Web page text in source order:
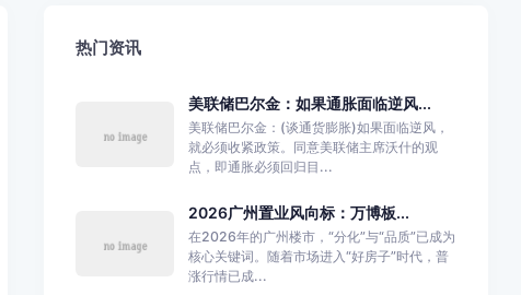
热门资讯
美联储巴尔金：如果通胀面临逆风...
美联储巴尔金：(谈通货膨胀)如果面临逆风，
就必须收紧政策。同意美联储主席沃什的观
点，即通胀必须回归目...
2026广州置业风向标：万博板...
在2026年的广州楼市，“分化”与“品质”已成为
核心关键词。随着市场进入“好房子”时代，普
涨行情已成...